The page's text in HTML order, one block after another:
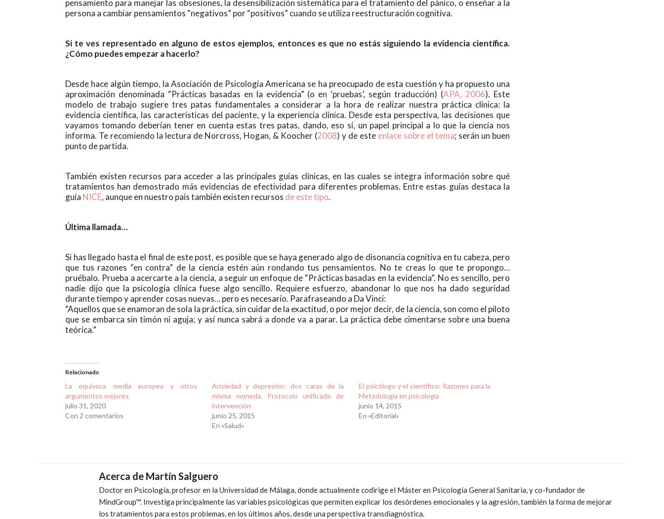
pensamiento para manejar las obsesiones, la desensibilización sistemática para el tratamiento del pánico, o enseñar a la
persona a cambiar pensamientos “negativos” por “positivos” cuando se utiliza reestructuración cognitiva.
Si te ves representado en alguno de estos ejemplos, entonces es que no estás siguiendo la evidencia científica.
¿Cómo puedes empezar a hacerlo?
Desde hace algún tiempo, la Asociación de Psicología Americana se ha preocupado de esta cuestión y ha propuesto una
aproximación denominada “Prácticas basadas en la evidencia” (o en ‘pruebas’, según traducción) (APA, 2006). Este
modelo de trabajo sugiere tres patas fundamentales a considerar a la hora de realizar nuestra práctica clínica: la
evidencia científica, las características del paciente, y la experiencia clínica. Desde esta perspectiva, las decisiones que
vayamos tomando deberían tener en cuenta estas tres patas, dando, eso sí, un papel principal a lo que la ciencia nos
informa. Te recomiendo la lectura de Norcross, Hogan, & Koocher (2008) y de este enlace sobre el tema; serán un buen
punto de partida.
También existen recursos para acceder a las principales guías clínicas, en las cuales se integra información sobre qué
tratamientos han demostrado más evidencias de efectividad para diferentes problemas. Entre estas guías destaca la
guía NICE, aunque en nuestro país también existen recursos de este tipo.
Última llamada…
Si has llegado hasta el final de este post, es posible que se haya generado algo de disonancia cognitiva en tu cabeza, pero
que tus razones “en contra” de la ciencia estén aún rondando tus pensamientos. No te creas lo que te propongo…
pruébalo. Prueba a acercarte a la ciencia, a seguir un enfoque de “Prácticas basadas en la evidencia”. No es sencillo, pero
nadie dijo que la psicología clínica fuese algo sencillo. Requiere esfuerzo, abandonar lo que nos ha dado seguridad
durante tiempo y aprender cosas nuevas… pero es necesario. Parafraseando a Da Vinci:
“Aquellos que se enamoran de sola la práctica, sin cuidar de la exactitud, o por mejor decir, de la ciencia, son como el piloto
que se embarca sin timón ni aguja; y así nunca sabrá a donde va a parar. La práctica debe cimentarse sobre una buena
teórica.”
Relacionado
La equívoca media europea y otros
argumentos mejores
julio 31, 2020
Con 2 comentarios
Ansiedad y depresión: dos caras de la
misma moneda. Protocolo unificado de
intervención
junio 25, 2015
En «Salud»
El psicólogo y el científico: Razones para la
Metodología en psicología
junio 14, 2015
En «Editorial»
Acerca de Martín Salguero
Doctor en Psicología, profesor en la Universidad de Málaga, donde actualmente codirige el Máster en Psicología General Sanitaria, y co-fundador de
MindGroup™. Investiga principalmente las variables psicológicas que permiten explicar los desórdenes emocionales y la agresión, también la forma de mejorar
los tratamientos para estos problemas, en los últimos años, desde una perspectiva transdiagnóstica.